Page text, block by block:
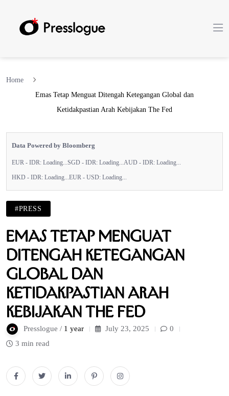
Home
Emas Tetap Menguat Ditengah Ketegangan Global dan
Ketidakpastian Arah Kebijakan The Fed
Data Powered by Bloomberg
EUR - IDR: Loading... SGD - IDR: Loading... AUD - IDR: Loading...
HKD - IDR: Loading... EUR - USD: Loading...
#PRESS
Emas Tetap Menguat
Ditengah Ketegangan
Global dan
Ketidakpastian Arah
Kebijakan The Fed
Presslogue / 1 year July 23, 2025
0
3 min read